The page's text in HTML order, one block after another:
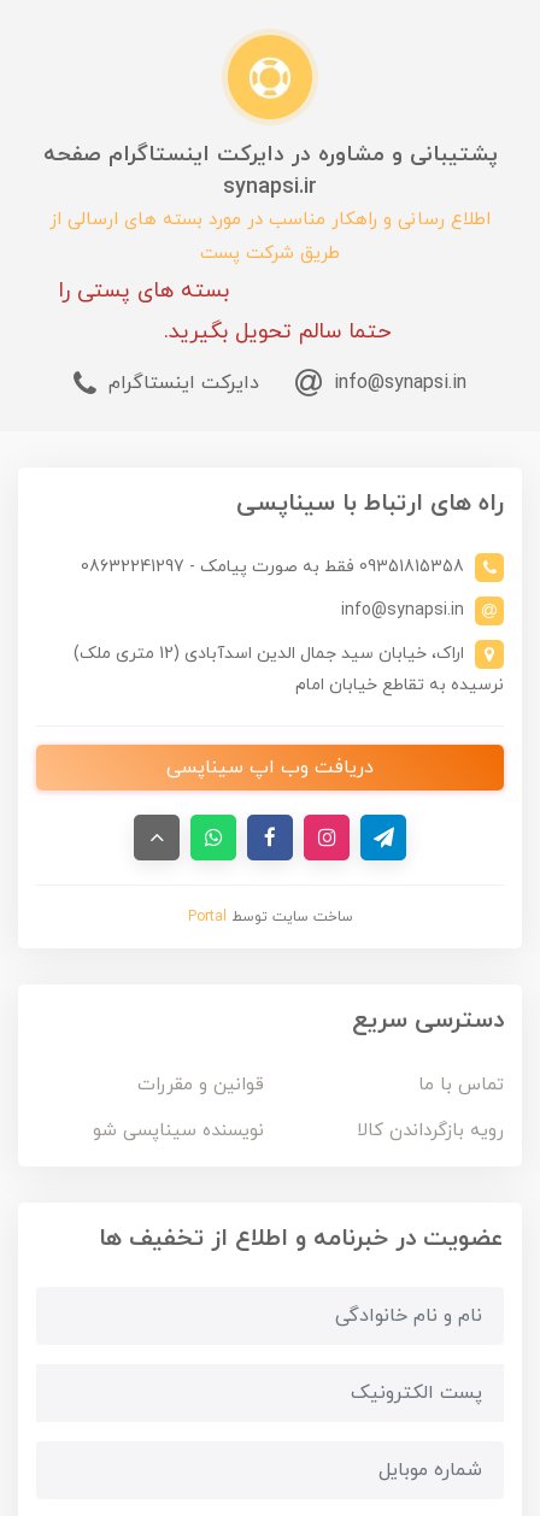
پشتیبانی و مشاوره در دایرکت اینستاگرام صفحه
synapsi.ir
اطلاع رسانی و راهکار مناسب در مورد بسته های ارسالی از
طریق شرکت پست
بسته های پستی را
حتما سالم تحویل بگیرید.
info@synapsi.in دایرکت اینستاگرام
راه های ارتباط با سیناپسی
09351815358 فقط به صورت پیامک - 08632241297
info@synapsi.in
اراک، خیابان سید جمال الدین اسدآبادی (12 متری ملک)
نرسیده به تقاطع خیابان امام
دریافت وب اپ سیناپسی
ساخت سایت توسط Portal
دسترسی سریع
تماس با ما
قوانین و مقررات
رویه بازگرداندن کالا
نویسنده سیناپسی شو
عضویت در خبرنامه و اطلاع از تخفیف ها